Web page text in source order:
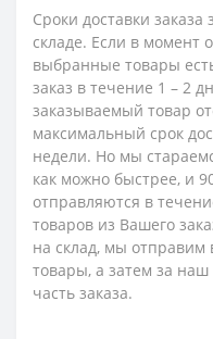
Сроки доставки
складе. Если в момент
выбранные товары
заказ в течение 1 – 2
заказываемый товар
максимальный срок
недели. Но мы
как можно быстрее, и
отправляются в
товаров из Вашего
на склад, мы
товары, а затем за
часть заказа.